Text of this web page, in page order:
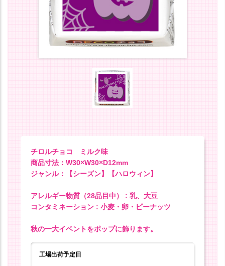
チロルチョコ ミルク味
商品寸法：W30×W30×D12mm
ジャンル：【シーズン】【ハロウィン】
アレルギー物質（28品目中） : 乳、大豆
コンタミネーション : 小麦・卵・ピーナッツ
秋の一大イベントをポップに飾ります。
工場出荷予定日